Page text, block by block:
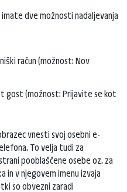
dve možnosti nadaljevanja
račun (možnost: Nov
gost (možnost: Prijavite se kot
vnesti svoj osebni e-
To velja tudi za
pooblaščene osebe oz. za
in v njegovem imenu izvaja
so obvezni zaradi